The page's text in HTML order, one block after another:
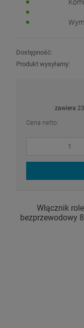
Dostępność:
Produkt wysyłamy:
zawiera
Cena netto:
Włącznik
bezprzewodowy